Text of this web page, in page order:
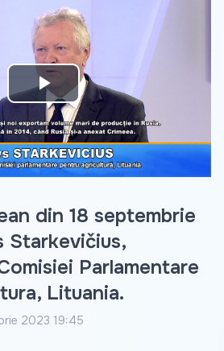
Play
Video
din 18 septembrie
Starkevičius,
Parlamentare
Lituania.
2023 19:45